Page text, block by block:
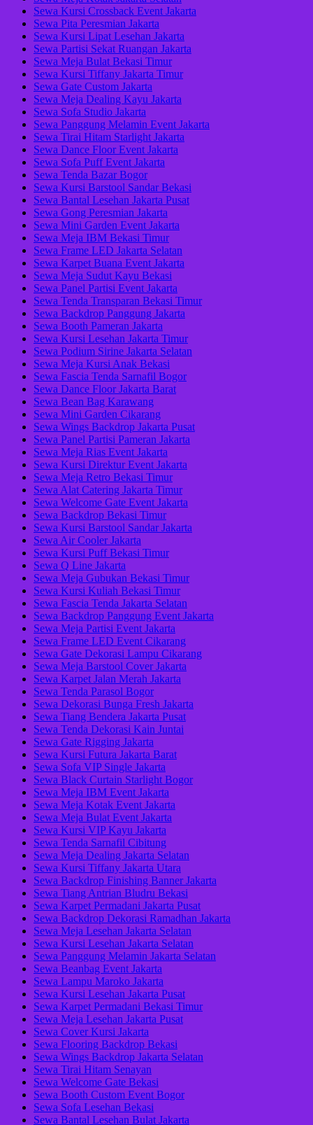
Sewa Kursi Crossback Event Jakarta
Sewa Pita Peresmian Jakarta
Sewa Kursi Lipat Lesehan Jakarta
Sewa Partisi Sekat Ruangan Jakarta
Sewa Meja Bulat Bekasi Timur
Sewa Kursi Tiffany Jakarta Timur
Sewa Gate Custom Jakarta
Sewa Meja Dealing Kayu Jakarta
Sewa Sofa Studio Jakarta
Sewa Panggung Melamin Event Jakarta
Sewa Tirai Hitam Starlight Jakarta
Sewa Dance Floor Event Jakarta
Sewa Sofa Puff Event Jakarta
Sewa Tenda Bazar Bogor
Sewa Kursi Barstool Sandar Bekasi
Sewa Bantal Lesehan Jakarta Pusat
Sewa Gong Peresmian Jakarta
Sewa Mini Garden Event Jakarta
Sewa Meja IBM Bekasi Timur
Sewa Frame LED Jakarta Selatan
Sewa Karpet Buana Event Jakarta
Sewa Meja Sudut Kayu Bekasi
Sewa Panel Partisi Event Jakarta
Sewa Tenda Transparan Bekasi Timur
Sewa Backdrop Panggung Jakarta
Sewa Booth Pameran Jakarta
Sewa Kursi Lesehan Jakarta Timur
Sewa Podium Sirine Jakarta Selatan
Sewa Meja Kursi Anak Bekasi
Sewa Fascia Tenda Sarnafil Bogor
Sewa Dance Floor Jakarta Barat
Sewa Bean Bag Karawang
Sewa Mini Garden Cikarang
Sewa Wings Backdrop Jakarta Pusat
Sewa Panel Partisi Pameran Jakarta
Sewa Meja Rias Event Jakarta
Sewa Kursi Direktur Event Jakarta
Sewa Meja Retro Bekasi Timur
Sewa Alat Catering Jakarta Timur
Sewa Welcome Gate Event Jakarta
Sewa Backdrop Bekasi Timur
Sewa Kursi Barstool Sandar Jakarta
Sewa Air Cooler Jakarta
Sewa Kursi Puff Bekasi Timur
Sewa Q Line Jakarta
Sewa Meja Gubukan Bekasi Timur
Sewa Kursi Kuliah Bekasi Timur
Sewa Fascia Tenda Jakarta Selatan
Sewa Backdrop Panggung Event Jakarta
Sewa Meja Partisi Event Jakarta
Sewa Frame LED Event Cikarang
Sewa Gate Dekorasi Lampu Cikarang
Sewa Meja Barstool Cover Jakarta
Sewa Karpet Jalan Merah Jakarta
Sewa Tenda Parasol Bogor
Sewa Dekorasi Bunga Fresh Jakarta
Sewa Tiang Bendera Jakarta Pusat
Sewa Tenda Dekorasi Kain Juntai
Sewa Gate Rigging Jakarta
Sewa Kursi Futura Jakarta Barat
Sewa Sofa VIP Single Jakarta
Sewa Black Curtain Starlight Bogor
Sewa Meja IBM Event Jakarta
Sewa Meja Kotak Event Jakarta
Sewa Meja Bulat Event Jakarta
Sewa Kursi VIP Kayu Jakarta
Sewa Tenda Sarnafil Cibitung
Sewa Meja Dealing Jakarta Selatan
Sewa Kursi Tiffany Jakarta Utara
Sewa Backdrop Finishing Banner Jakarta
Sewa Tiang Antrian Bludru Bekasi
Sewa Karpet Permadani Jakarta Pusat
Sewa Backdrop Dekorasi Ramadhan Jakarta
Sewa Meja Lesehan Jakarta Selatan
Sewa Kursi Lesehan Jakarta Selatan
Sewa Panggung Melamin Jakarta Selatan
Sewa Beanbag Event Jakarta
Sewa Lampu Maroko Jakarta
Sewa Kursi Lesehan Jakarta Pusat
Sewa Karpet Permadani Bekasi Timur
Sewa Meja Lesehan Jakarta Pusat
Sewa Cover Kursi Jakarta
Sewa Flooring Backdrop Bekasi
Sewa Wings Backdrop Jakarta Selatan
Sewa Tirai Hitam Senayan
Sewa Welcome Gate Bekasi
Sewa Booth Custom Event Bogor
Sewa Sofa Lesehan Bekasi
Sewa Bantal Lesehan Bulat Jakarta